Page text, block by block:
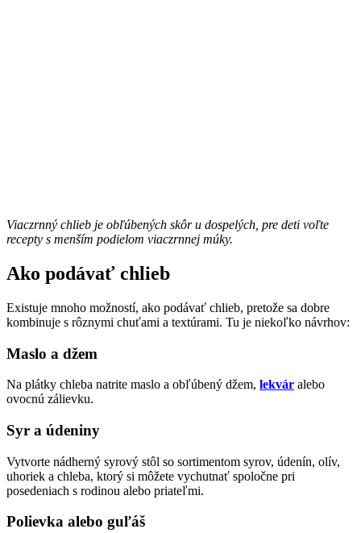
Viaczrnný chlieb je obľúbených skôr u dospelých, pre deti voľte
recepty s menším podielom viaczrnnej múky.
Ako podávať chlieb
Existuje mnoho možností, ako podávať chlieb, pretože sa dobre
kombinuje s rôznymi chuťami a textúrami. Tu je niekoľko návrhov:
Maslo a džem
Na plátky chleba natrite maslo a obľúbený džem, lekvár alebo
ovocnú zálievku.
Syr a údeniny
Vytvorte nádherný syrový stôl so sortimentom syrov, údenín, olív,
uhoriek a chleba, ktorý si môžete vychutnať spoločne pri
posedeniach s rodinou alebo priateľmi.
Polievka alebo guľáš